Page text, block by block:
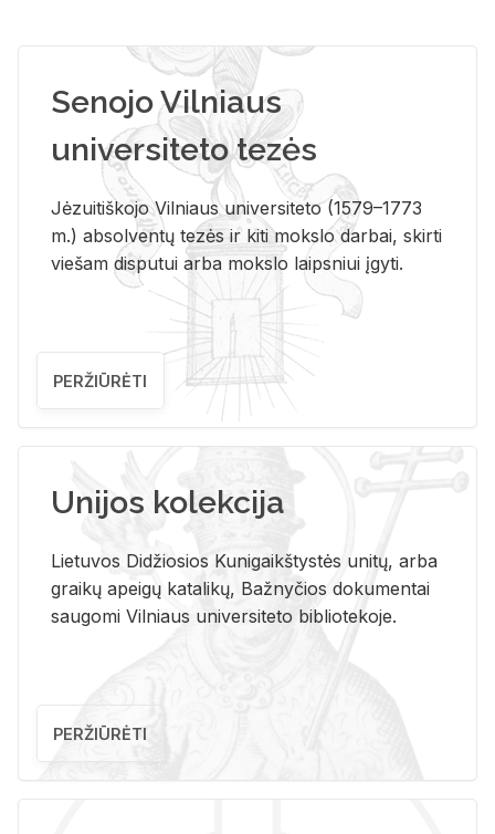
Senojo Vilniaus
universiteto tezės
Jėzuitiškojo Vilniaus universiteto (1579–1773
m.) absolventų tezės ir kiti mokslo darbai, skirti
viešam disputui arba mokslo laipsniui įgyti.
PERŽIŪRĖTI
Unijos kolekcija
Lietuvos Didžiosios Kunigaikštystės unitų, arba
graikų apeigų katalikų, Bažnyčios dokumentai
saugomi Vilniaus universiteto bibliotekoje.
PERŽIŪRĖTI